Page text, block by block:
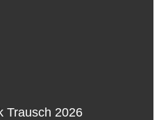
Trausch 2026